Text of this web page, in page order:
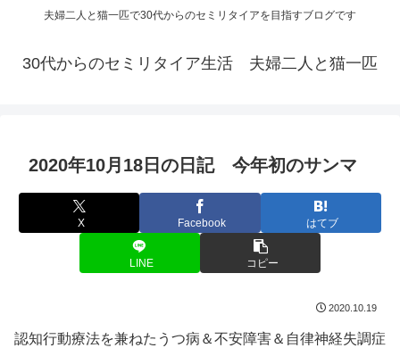
夫婦二人と猫一匹で30代からのセミリタイアを目指すブログです
30代からのセミリタイア生活 夫婦二人と猫一匹
2020年10月18日の日記 今年初のサンマ
X Facebook はてブ
LINE コピー
2020.10.19
認知行動療法を兼ねたうつ病＆不安障害＆自律神経失調症